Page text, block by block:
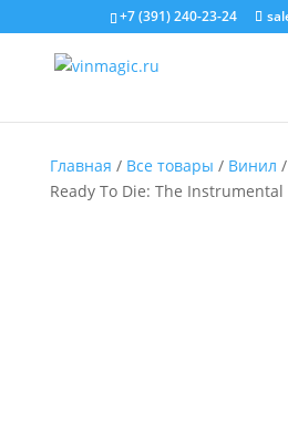
+7 (391) 240-23-24
Главная / Все товары / Винил
Ready To Die: The Instrumental